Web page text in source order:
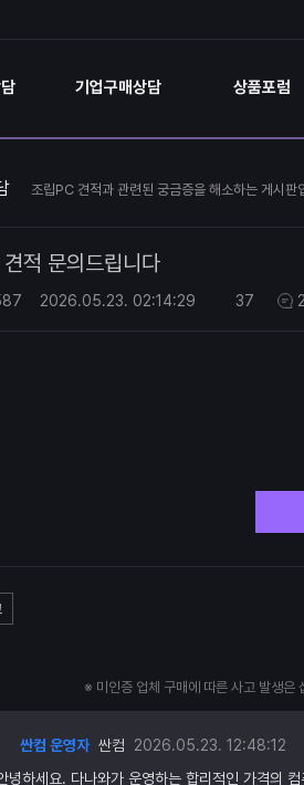
기업구매상담 상품포럼
조립PC 견적과 관련된 궁금증을 해소하는 게시판
견적 문의드립니다
2026.05.23. 02:14:29 37 2
※ 미인증 업체 구매에 따른 사고 발생은
싼컴 운영자 싼컴 2026.05.23. 12:48:12
녕하세요. 다나와가 운영하는 합리적인 가격의